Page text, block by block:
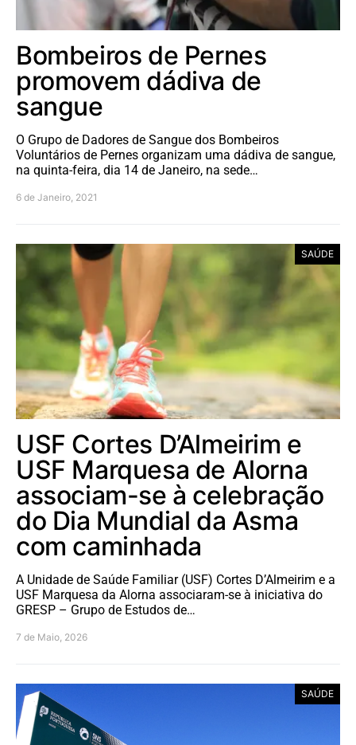
Bombeiros de Pernes
promovem dádiva de
sangue
O Grupo de Dadores de Sangue dos Bombeiros
Voluntários de Pernes organizam uma dádiva de sangue,
na quinta-feira, dia 14 de Janeiro, na sede…
6 de Janeiro, 2021
SAÚDE
USF Cortes D’Almeirim e
USF Marquesa de Alorna
associam-se à celebração
do Dia Mundial da Asma
com caminhada
A Unidade de Saúde Familiar (USF) Cortes D’Almeirim e a
USF Marquesa da Alorna associaram-se à iniciativa do
GRESP – Grupo de Estudos de…
7 de Maio, 2026
SAÚDE